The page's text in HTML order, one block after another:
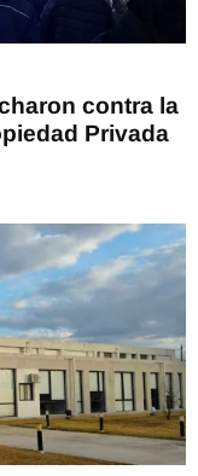
contra la
Privada